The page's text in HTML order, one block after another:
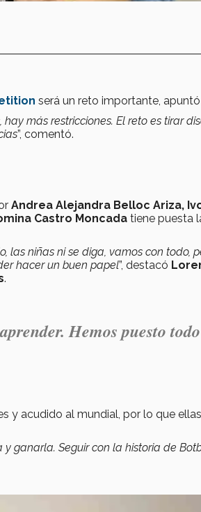
será un reto importante,
más restricciones. El reto es tirar
”, comentó.
Andrea Alejandra Belloc Ariza,
Castro Moncada tiene puesta
niñas ni se diga, vamos con todo,
hacer un buen papel”, destacó
.
Hemos puesto
y acudido al mundial, por lo que
ganarla. Seguir con la historia de